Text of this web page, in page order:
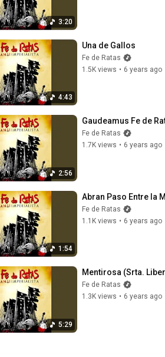
3:20
4:43
Una de Gallos
Fe de Ratas
1.5K views • 6 years ago
2:56
Gaudeamus Fe de
Fe de Ratas
1.7K views • 6 years ago
1:54
Abran Paso Entre la
Fe de Ratas
1.1K views • 6 years ago
5:29
Mentirosa (Srta.
Fe de Ratas
1.3K views • 6 years ago